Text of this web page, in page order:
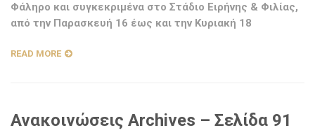
Φάληρο και συγκεκριμένα στο Στάδιο Ειρήνης & Φιλίας,
από την Παρασκευή 16 έως και την Κυριακή 18
READ MORE
Ανακοινώσεις Archives – Σελίδα 91